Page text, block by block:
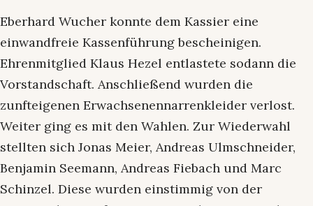
Eberhard Wucher konnte dem Kassier eine
einwandfreie Kassenführung bescheinigen.
Ehrenmitglied Klaus Hezel entlastete sodann die
Vorstandschaft. Anschließend wurden die
zunfteigenen Erwachsenennarrenkleider verlost.
Weiter ging es mit den Wahlen. Zur Wiederwahl
stellten sich Jonas Meier, Andreas Ulmschneider,
Benjamin Seemann, Andreas Fiebach und Marc
Schinzel. Diese wurden einstimmig von der